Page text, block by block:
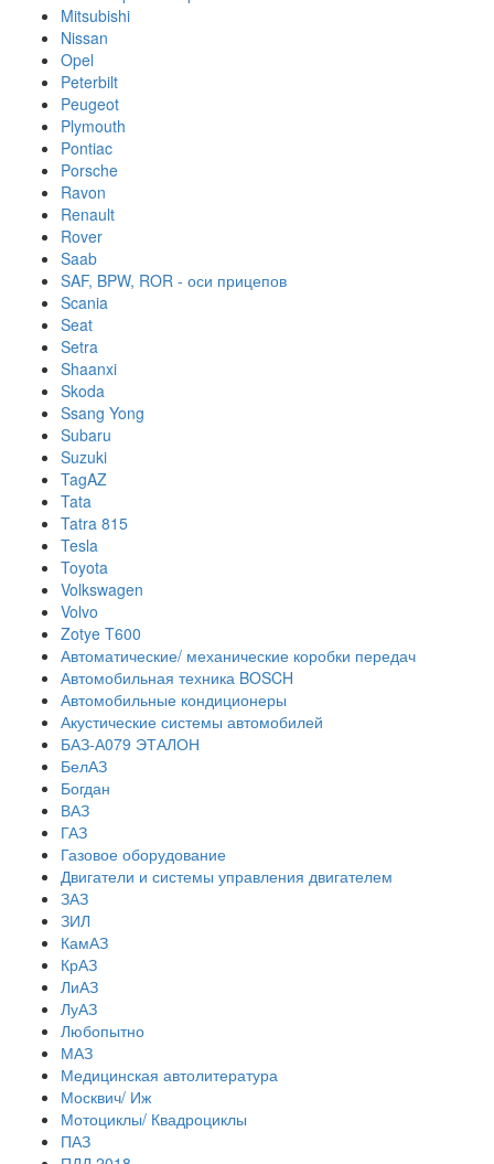
Mitsubishi
Nissan
Opel
Peterbilt
Peugeot
Plymouth
Pontiac
Porsche
Ravon
Renault
Rover
Saab
SAF, BPW, ROR - оси прицепов
Scania
Seat
Setra
Shaanxi
Skoda
Ssang Yong
Subaru
Suzuki
TagAZ
Tata
Tatra 815
Tesla
Toyota
Volkswagen
Volvo
Zotye T600
Автоматические/ механические коробки передач
Автомобильная техника BOSCH
Автомобильные кондиционеры
Акустические системы автомобилей
БАЗ-А079 ЭТАЛОН
БелАЗ
Богдан
ВАЗ
ГАЗ
Газовое оборудование
Двигатели и системы управления двигателем
ЗАЗ
ЗИЛ
КамАЗ
КрАЗ
ЛиАЗ
ЛуАЗ
Любопытно
МАЗ
Медицинская автолитература
Москвич/ Иж
Мотоциклы/ Квадроциклы
ПАЗ